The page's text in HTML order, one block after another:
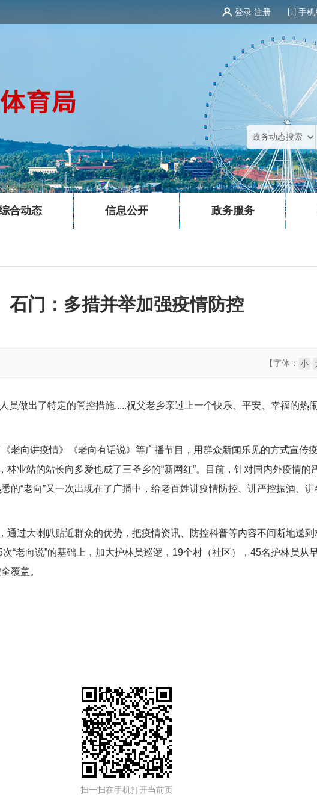
登录 注册 手机
合动态 信息公开 政务服务
|
石门：多措并举加强疫情防控
【字体： 小
员做出了特定的管控措施.....祝父老乡亲过上一个快乐、平安、幸福的热
老向讲疫情》《老向有话说》等广播节目，用群众新闻乐见的方式宣传
林业站的站长向多爱也成了三圣乡的“新网红”。目前，针对国内外疫情
的“老向”又一次出现在了广播中，给老百姓讲疫情防控、讲严控振酒、
通过大喇叭贴近群众的优势，把疫情资讯、防控科普等内容不间断地送
“老向说”的基础上，加大护林员巡逻，19个村（社区），45名护林员从
覆盖。
扫一扫在手机打开当前页